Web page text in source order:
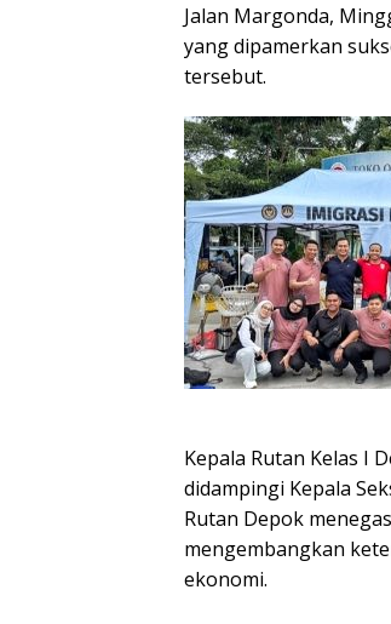
Jalan Margonda,
yang dipamerkan
tersebut.
Kepala Rutan Kelas I
didampingi Kepala
Rutan Depok
mengembangkan
ekonomi.